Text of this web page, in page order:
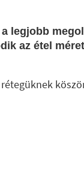
legjobb
az étel